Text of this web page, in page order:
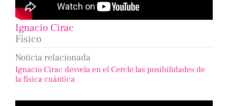
Ignacio Cirac
Físico
Noticia relacionada
Ignacio Cirac desvela en el Cercle las posibilidades de
la física cuántica